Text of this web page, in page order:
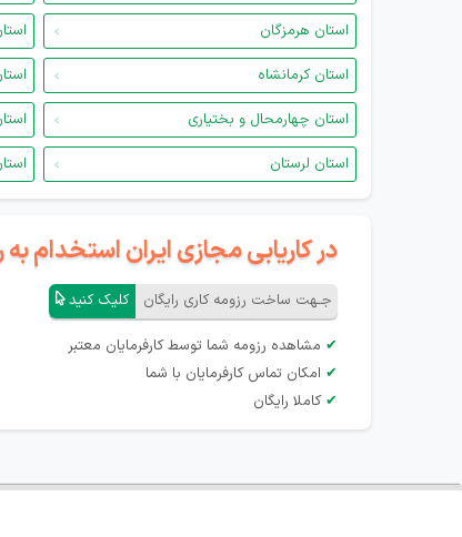
استان هرمزگان
استان کرمانشاه
استان چهارمحال و بختیاری
استان لرستان
در کاریابی مجازی ایران استخدام
جـهت ساخت رزومه کاری رایگان کلیک کنید
✔ مشاهده رزومه شما توسط کارفرمایان معتبر
✔ امکان تماس کارفرمایان با شما
✔ کاملا رایگان